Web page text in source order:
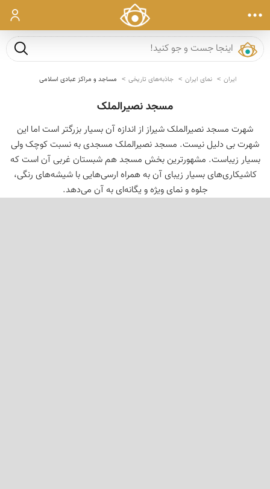
ورود
جست و
ایران نمای ایران جاذبه‌های تاریخی مساجد و مراکز عبادی اسلامی
مسجد نصیرالملک
شهرت مسجد نصیرالملک شیراز از اندازه آن بسیار بزرگتر است اما این
شهرت بی دلیل نیست. مسجد نصیرالملک مسجدی به نسبت کوچک ولی
بسیار زیباست. مشهورترین بخش مسجد هم شبستان غربی آن است که
کاشیکاری‌های بسیار زیبای آن به همراه ارسی‌هایی با شیشه‌های رنگی،
جلوه و نمای ویژه و یگانه‌ای به آن می‌دهد.